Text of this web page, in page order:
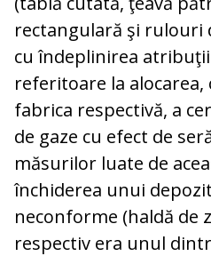
rectangulară şi rulouri
cu îndeplinirea
referitoare la
fabrica respectivă, a
de gaze cu efect de
măsurilor luate de
închiderea unui
neconforme (haldă de
respectiv era unul